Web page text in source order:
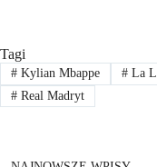
Tagi
#Kylian Mbappe #La
#Real Madryt